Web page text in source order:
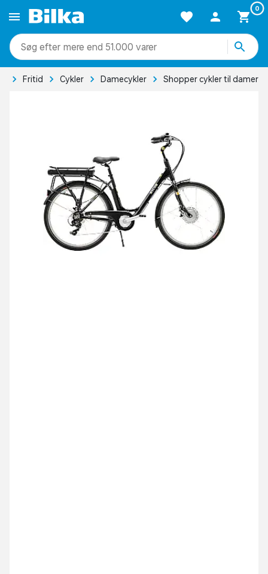
0
mere end 51.000 varer
Fritid Cykler Damecykler Shopper cykler til damer